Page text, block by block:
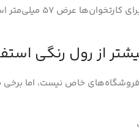
رول نیز بین 15 تا 30 متر متغیر است، بسته به مدل دستگاه.
از رول رنگی
خاص نیست، اما برخی